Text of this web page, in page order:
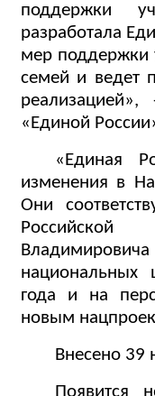
поддержки
разработала
мер поддержки
семей и ведет
«Единой
«Единая
изменения в
Они
Российской
года и на
новым
Внесено 39
Появится